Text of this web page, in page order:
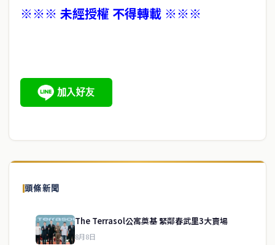
※※※ 未經授權 不得轉載 ※※※
頭條新聞
The Terrasol公寓奠基 緊鄰春武里3大賣場
8月8日